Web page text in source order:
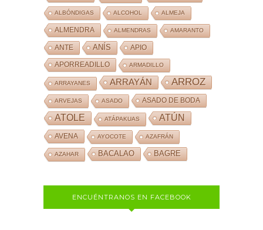
ALBÓNDIGAS ALCOHOL ALMEJA
ALMENDRA ALMENDRAS AMARANTO
ANTE ANÍS APIO
APORREADILLO ARMADILLO
ARRAYANES ARRAYÁN ARROZ
ARVEJAS ASADO ASADO DE BODA
ATOLE ATÁPAKUAS ATÚN
AVENA AYOCOTE AZAFRÁN
AZAHAR BACALAO BAGRE
ENCUÉNTRANOS EN FACEBOOK